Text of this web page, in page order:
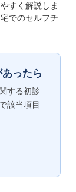
すく解説しま
でのセルフチ
ったら
する初診
該当項目